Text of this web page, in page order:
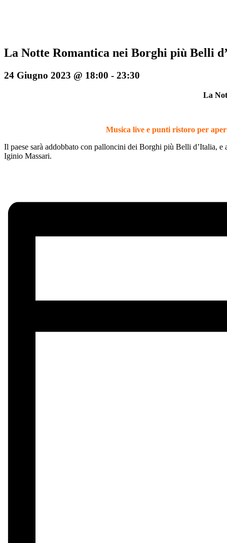
La Notte Romantica nei Borghi più Belli
24 Giugno 2023 @ 18:00 - 23:30
La
Musica live e punti ristoro per
Il paese sarà addobbato con palloncini dei Borghi più Belli d’Italia, e
Iginio Massari.